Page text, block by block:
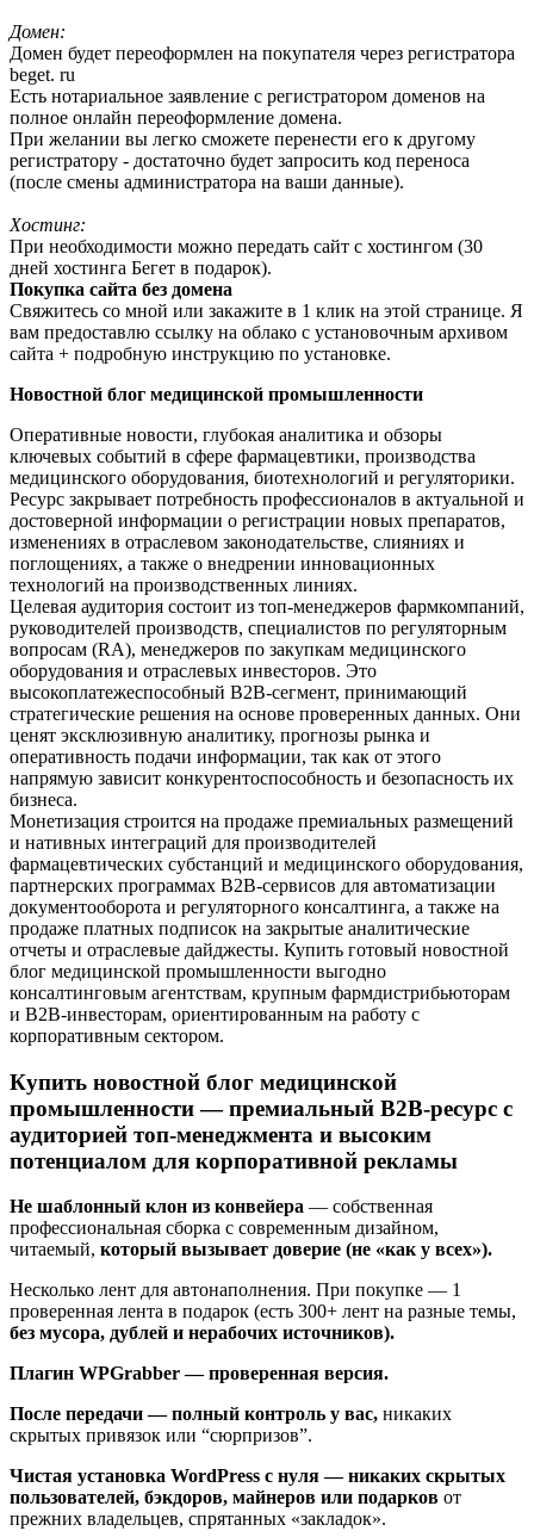
Домен:
Домен будет переоформлен на покупателя через регистратора
beget. ru
Есть нотариальное заявление с регистратором доменов на
полное онлайн переоформление домена.
При желании вы легко сможете перенести его к другому
регистратору - достаточно будет запросить код переноса
(после смены администратора на ваши данные).
Хостинг:
При необходимости можно передать сайт с хостингом (30
дней хостинга Бегет в подарок).
Покупка сайта без домена
Свяжитесь со мной или закажите в 1 клик на этой странице. Я
вам предоставлю ссылку на облако с установочным архивом
сайта + подробную инструкцию по установке.
Новостной блог медицинской промышленности
Оперативные новости, глубокая аналитика и обзоры
ключевых событий в сфере фармацевтики, производства
медицинского оборудования, биотехнологий и регуляторики.
Ресурс закрывает потребность профессионалов в актуальной и
достоверной информации о регистрации новых препаратов,
изменениях в отраслевом законодательстве, слияниях и
поглощениях, а также о внедрении инновационных
технологий на производственных линиях.
Целевая аудитория состоит из топ-менеджеров фармкомпаний,
руководителей производств, специалистов по регуляторным
вопросам (RA), менеджеров по закупкам медицинского
оборудования и отраслевых инвесторов. Это
высокоплатежеспособный B2B-сегмент, принимающий
стратегические решения на основе проверенных данных. Они
ценят эксклюзивную аналитику, прогнозы рынка и
оперативность подачи информации, так как от этого
напрямую зависит конкурентоспособность и безопасность их
бизнеса.
Монетизация строится на продаже премиальных размещений
и нативных интеграций для производителей
фармацевтических субстанций и медицинского оборудования,
партнерских программах B2B-сервисов для автоматизации
документооборота и регуляторного консалтинга, а также на
продаже платных подписок на закрытые аналитические
отчеты и отраслевые дайджесты. Купить готовый новостной
блог медицинской промышленности выгодно
консалтинговым агентствам, крупным фармдистрибьюторам
и B2B-инвесторам, ориентированным на работу с
корпоративным сектором.
Купить новостной блог медицинской
промышленности — премиальный B2B-ресурс с
аудиторией топ-менеджмента и высоким
потенциалом для корпоративной рекламы
Не шаблонный клон из конвейера — собственная
профессиональная сборка с современным дизайном,
читаемый, который вызывает доверие (не «как у всех»).
Несколько лент для автонаполнения. При покупке — 1
проверенная лента в подарок (есть 300+ лент на разные темы,
без мусора, дублей и нерабочих источников).
Плагин WPGrabber — проверенная версия.
После передачи — полный контроль у вас, никаких
скрытых привязок или “сюрпризов”.
Чистая установка WordPress с нуля — никаких скрытых
пользователей, бэкдоров, майнеров или подарков от
прежних владельцев, спрятанных «закладок».